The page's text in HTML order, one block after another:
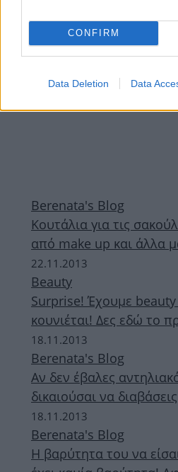
CONFIRM
Data Deletion Data
Berenata's Blog
Κουτάλια για τις
από make up και άλλα
22.11.2013
Beauty
Surprise! Έχουμε
κουνιέται! Δες εδώ το
18.11.2013
Berenata's Blog
Αν δεν έβαλες
δικαιούσαι να
18.11.2013
Berenata's Blog
Η βαρύτητα του να